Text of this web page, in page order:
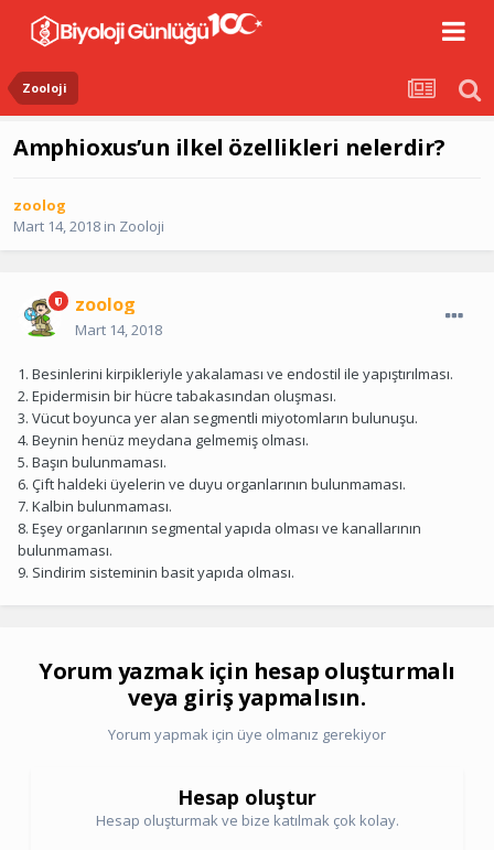
Zooloji
Amphioxus’un ilkel özellikleri nelerdir?
zoolog
Mart 14, 2018 in Zooloji
zoolog
Mart 14, 2018
1. Besinlerini kirpikleriyle yakalaması ve endostil ile yapıştırılması.
2. Epidermisin bir hücre tabakasından oluşması.
3. Vücut boyunca yer alan segmentli miyotomların bulunuşu.
4. Beynin henüz meydana gelmemiş olması.
5. Başın bulunmaması.
6. Çift haldeki üyelerin ve duyu organlarının bulunmaması.
7. Kalbin bulunmaması.
8. Eşey organlarının segmental yapıda olması ve kanallarının
bulunmaması.
9. Sindirim sisteminin basit yapıda olması.
Yorum yazmak için hesap oluşturmalı
veya giriş yapmalısın.
Yorum yapmak için üye olmanız gerekiyor
Hesap oluştur
Hesap oluşturmak ve bize katılmak çok kolay.